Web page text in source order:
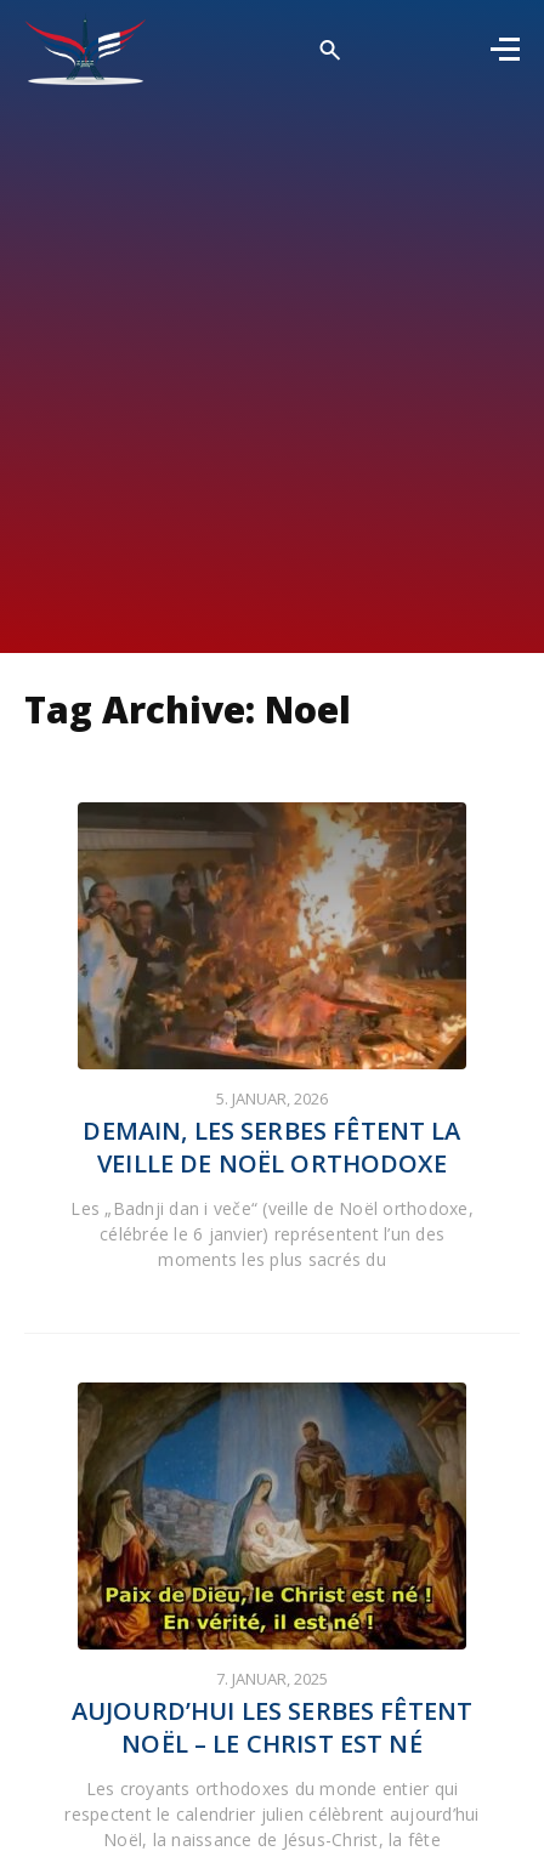
Tag Archive: Noel
5. JANUAR, 2026
DEMAIN, LES SERBES FÊTENT LA
VEILLE DE NOËL ORTHODOXE
Les „Badnji dan i veče“ (veille de Noël orthodoxe,
célébrée le 6 janvier) représentent l’un des
moments les plus sacrés du
7. JANUAR, 2025
AUJOURD’HUI LES SERBES FÊTENT
NOËL – LE CHRIST EST NÉ
Les croyants orthodoxes du monde entier qui
respectent le calendrier julien célèbrent aujourd’hui
Noël, la naissance de Jésus-Christ, la fête